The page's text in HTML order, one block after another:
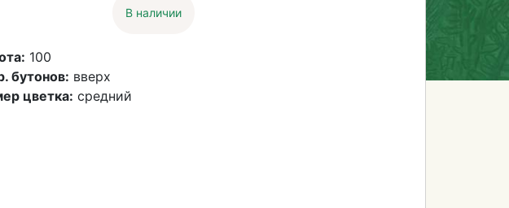
В наличии
100
бутонов: вверх
цветка: средний